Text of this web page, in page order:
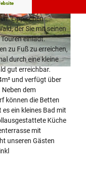
Brüntrup |CC-BY-NC-ND
"Lippischen
der Sie mit seinen
einlädt.
zu Fuß zu erreichen,
durch eine kleine
gut erreichbar.
und verfügt über
dem
können die Betten
ein kleines Bad mit
Küche
mit
unseren Gästen